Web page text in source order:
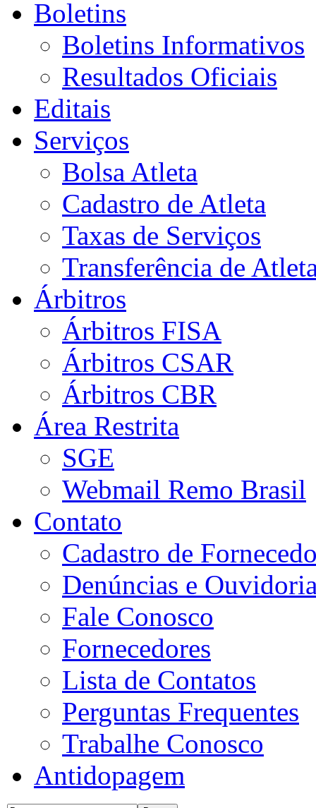
Boletins
Boletins Informativos
Resultados Oficiais
Editais
Serviços
Bolsa Atleta
Cadastro de Atleta
Taxas de Serviços
Transferência de
Árbitros
Árbitros FISA
Árbitros CSAR
Árbitros CBR
Área Restrita
SGE
Webmail Remo Brasil
Contato
Cadastro de
Denúncias e
Fale Conosco
Fornecedores
Lista de Contatos
Perguntas Frequentes
Trabalhe Conosco
Antidopagem